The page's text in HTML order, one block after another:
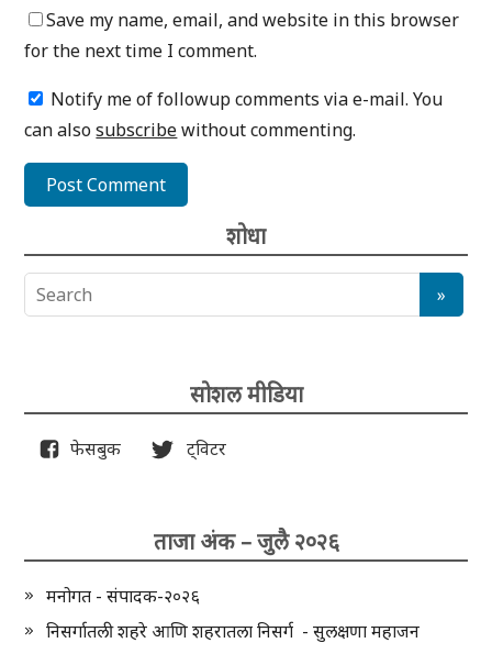
Save my name, email, and website in this browser
for the next time I comment.
Notify me of followup comments via e-mail. You
can alsosubscribewithout commenting.
शोधा
सोशल मीडिया
फेसबुक ट्विटर
ताजा अंक – जुलै २०२६
मनोगत - संपादक-२०२६
निसर्गातली शहरे आणि शहरातला निसर्ग - सुलक्षणा महाजन